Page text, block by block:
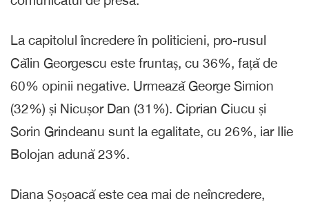
La capitolul încredere în politicieni, pro-rusul
Călin Georgescu este fruntaș, cu 36%, față de
60% opinii negative. Urmează George Simion
(32%) și Nicușor Dan (31%). Ciprian Ciucu și
Sorin Grindeanu sunt la egalitate, cu 26%, iar Ilie
Bolojan adună 23%.
Diana Șoșoacă este cea mai de neîncredere,